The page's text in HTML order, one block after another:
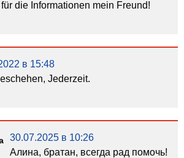
die Informationen mein Freund!
в 15:48
Jederzeit.
30.07.2025 в 10:26
Алина, братан, всегда рад помочь!